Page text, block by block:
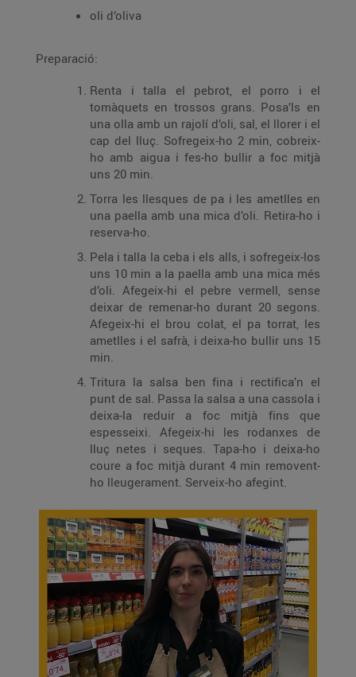
oli d’oliva
Preparació:
Renta i talla el pebrot, el porro i el
tomàquets en trossos grans. Posa’ls en
una olla amb un rajolí d’oli, sal, el llorer i el
cap del lluç. Sofregeix-ho 2 min, cobreix-
ho amb aigua i fes-ho bullir a foc mitjà
uns 20 min.
Torra les llesques de pa i les ametlles en
una paella amb una mica d’oli. Retira-ho i
reserva-ho.
Pela i talla la ceba i els alls, i sofregeix-los
uns 10 min a la paella amb una mica més
d’oli. Afegeix-hi el pebre vermell, sense
deixar de remenar-ho durant 20 segons.
Afegeix-hi el brou colat, el pa torrat, les
ametlles i el safrà, i deixa-ho bullir uns 15
min.
Tritura la salsa ben fina i rectifica’n el
punt de sal. Passa la salsa a una cassola i
deixa-la reduir a foc mitjà fins que
espesseixi. Afegeix-hi les rodanxes de
lluç netes i seques. Tapa-ho i deixa-ho
coure a foc mitjà durant 4 min removent-
ho lleugerament. Serveix-ho afegint.